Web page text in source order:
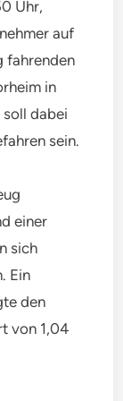
Uhr,
auf
fahrenden
in
dabei
sein.
einer
sich
Ein
den
von 1,04